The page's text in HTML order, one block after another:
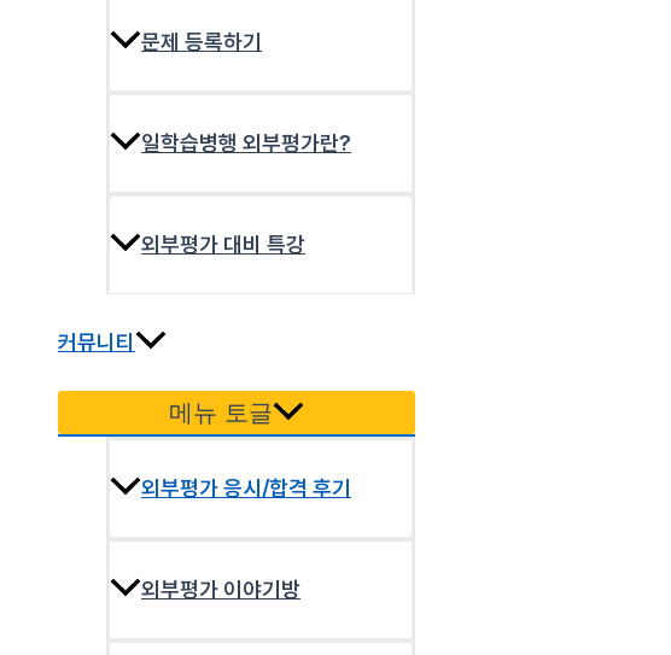
문제 등록하기
일학습병행 외부평가란?
외부평가 대비 특강
커뮤니티
메뉴 토글
외부평가 응시/합격 후기
외부평가 이야기방